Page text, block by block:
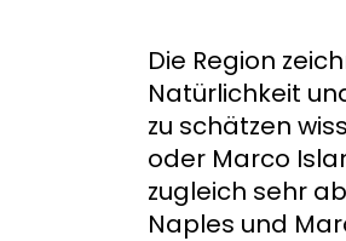
Die Region
Natürlichkeit
zu schätzen
oder Marco
zugleich sehr
Naples und